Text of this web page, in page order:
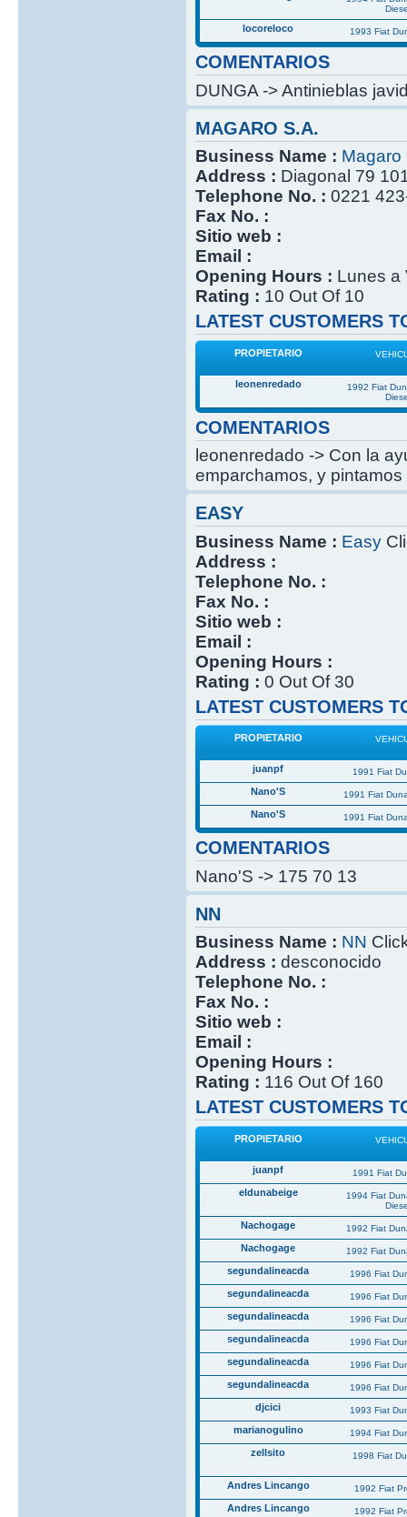
locoreloco 1993 Fiat
COMENTARIOS
DUNGA -> Antinieblas
MAGARO S.A.
Business Name : Magaro
Address : Diagonal 79
Telephone No. : 0221
Fax No. :
Sitio web :
Email :
Opening Hours : Lunes a
Rating : 10 Out Of 10
LATEST CUSTOMERS
PROPIETARIO
leonenredado
1992 Fiat
COMENTARIOS
leonenredado -> Con la
emparchamos, y
EASY
Business Name : Easy
Address :
Telephone No. :
Fax No. :
Sitio web :
Email :
Opening Hours :
Rating : 0 Out Of 30
LATEST CUSTOMERS
PROPIETARIO
juanpf 1991 Fiat
Nano'S 1991 Fiat
Nano'S 1991 Fiat
COMENTARIOS
Nano'S -> 175 70 13
NN
Business Name : NN
Address : desconocido
Telephone No. :
Fax No. :
Sitio web :
Email :
Opening Hours :
Rating : 116 Out Of 160
LATEST CUSTOMERS
PROPIETARIO
juanpf 1991 Fiat
eldunabeige
1994 Fiat
Nachogage 1992 Fiat
Nachogage 1992 Fiat
segundalineacda 1996 Fiat
segundalineacda 1996 Fiat
segundalineacda 1996 Fiat
segundalineacda 1996 Fiat
segundalineacda 1996 Fiat
segundalineacda 1996 Fiat
djcici 1993 Fiat
marianogulino 1994 Fiat
zellsito 1998 Fiat
Andres Lincango 1992 Fiat
Andres Lincango 1992 Fiat